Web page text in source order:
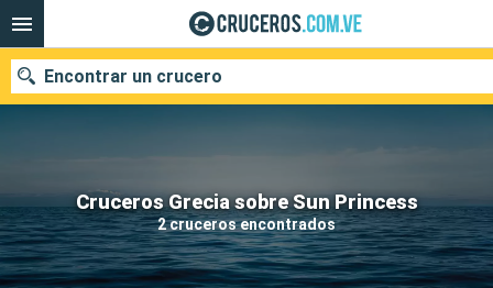
Cruceros Grecia sobre Sun Princess
2 cruceros encontrados
Encontrar un crucero
Nuestros destinos
Fecha de salida